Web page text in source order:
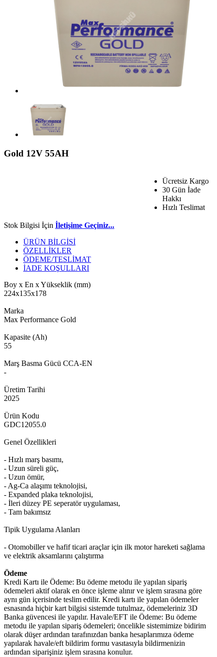
Gold 12V 55AH
Ücretsiz Kargo
30 Gün İade
Hakkı
Hızlı Teslimat
Stok Bilgisi İçin İletişime Geçiniz...
ÜRÜN BİLGİSİ
ÖZELLİKLER
ÖDEME/TESLİMAT
İADE KOŞULLARI
Boy x En x Yükseklik (mm)
224x135x178
Marka
Max Performance Gold
Kapasite (Ah)
55
Marş Basma Gücü CCA-EN
-
Üretim Tarihi
2025
Ürün Kodu
GDC12055.0
Genel Özellikleri
- Hızlı marş basımı,
- Uzun süreli güç,
- Uzun ömür,
- Ag-Ca alaşımı teknolojisi,
- Expanded plaka teknolojisi,
- İleri düzey PE seperatör uygulaması,
- Tam bakımsız
Tipik Uygulama Alanları
- Otomobiller ve hafif ticari araçlar için ilk motor hareketi sağlama
ve elektrik aksamlarını çalıştırma
Ödeme
Kredi Kartı ile Ödeme: Bu ödeme metodu ile yapılan sipariş
ödemeleri aktif olarak en önce işleme alınır ve işlem sırasına göre
aynı gün içerisinde teslim edilir. Kredi kartı ile yapılan ödemeler
esnasında hiçbir kart bilgisi sistemde tutulmaz, ödemeleriniz 3D
Banka güvencesi ile yapılır. Havale/EFT ile Ödeme: Bu ödeme
metodu ile yapılan sipariş ödemeleri; öncelikle sistemimize bidirim
olarak düşer ardından tarafınızdan banka hesaplarımıza ödeme
yapılarak havale/eft bildirim formu vasıtasıyla bildirmenizin
ardından siparişiniz işlem sırasına konulur.